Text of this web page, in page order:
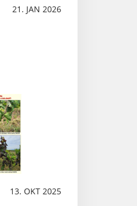
21. JAN 2026
13. OKT 2025